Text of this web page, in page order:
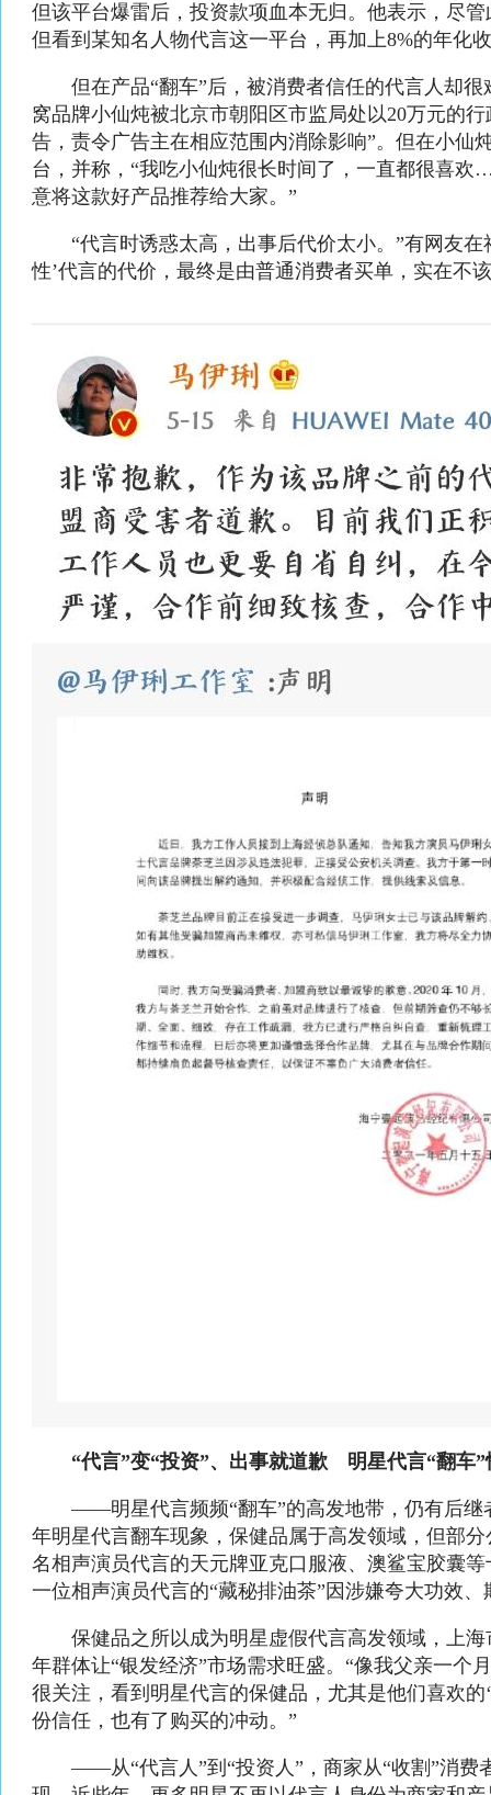
但该平台爆雷后，投资款项血本无归。他表示，尽
但看到某知名人物代言这一平台，再加上8%的年化
但在产品“翻车”后，被消费者信任的代言人却很
窝品牌小仙炖被北京市朝阳区市监局处以20万元的
告，责令广告主在相应范围内消除影响”。但在小仙
台，并称，“我吃小仙炖很长时间了，一直都很喜
意将这款好产品推荐给大家。”
“代言时诱惑太高，出事后代价太小。”有网友在
性’代言的代价，最终是由普通消费者买单，实在不
“代言”变“投资”、出事就道歉 明星代言“翻车”
——明星代言频频“翻车”的高发地带，仍有后继
年明星代言翻车现象，保健品属于高发领域，但部
名相声演员代言的天元牌亚克口服液、澳鲨宝胶囊
一位相声演员代言的“藏秘排油茶”因涉嫌夸大功效
保健品之所以成为明星虚假代言高发领域，上海
年群体让“银发经济”市场需求旺盛。“像我父亲一个
很关注，看到明星代言的保健品，尤其是他们喜欢的
份信任，也有了购买的冲动。”
——从“代言人”到“投资人”，商家从“收割”消费